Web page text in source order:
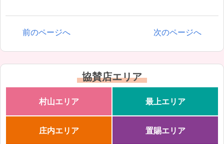
前のページへ 次のページへ
協賛店エリア
村山エリア 最上エリア
庄内エリア 置賜エリア